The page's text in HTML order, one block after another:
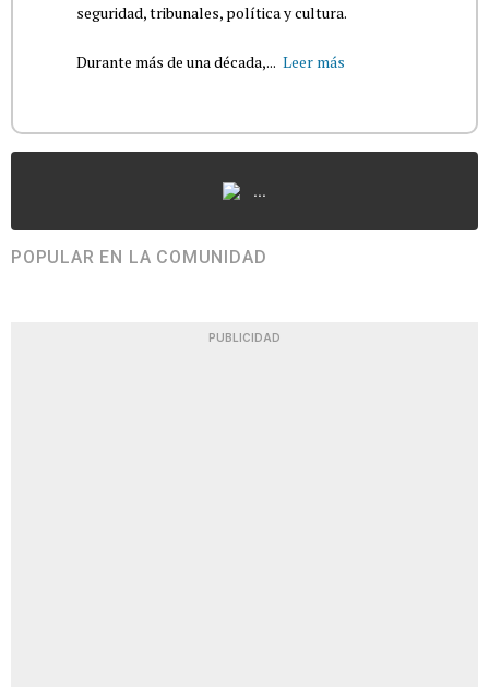
seguridad, tribunales, política y cultura.
Durante más de una década,... Leer más
...
POPULAR EN LA COMUNIDAD
PUBLICIDAD